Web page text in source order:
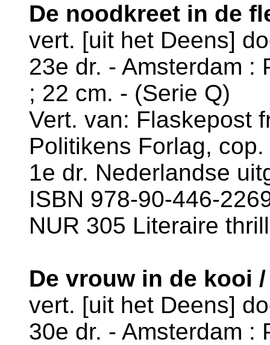
De noodkreet in de
vert. [uit het Deens]
23e dr. - Amsterdam :
; 22 cm. - (Serie Q)
Vert. van: Flaskepost
Politikens Forlag,
1e dr. Nederlandse
ISBN 978-90-446-
NUR 305 Literaire
De vrouw in de kooi
vert. [uit het Deens]
30e dr. - Amsterdam :